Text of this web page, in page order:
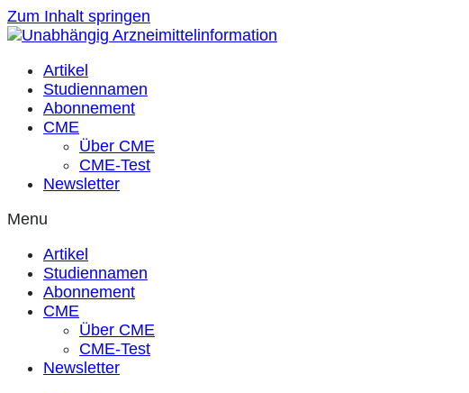
Zum Inhalt springen
Artikel
Studiennamen
Abonnement
CME
Über CME
CME-Test
Newsletter
Menu
Artikel
Studiennamen
Abonnement
CME
Über CME
CME-Test
Newsletter